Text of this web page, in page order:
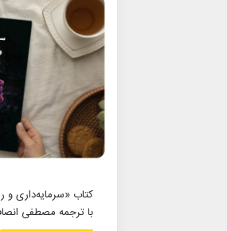
کتاب «سرمایه‌داری و
با ترجمه مصطفی